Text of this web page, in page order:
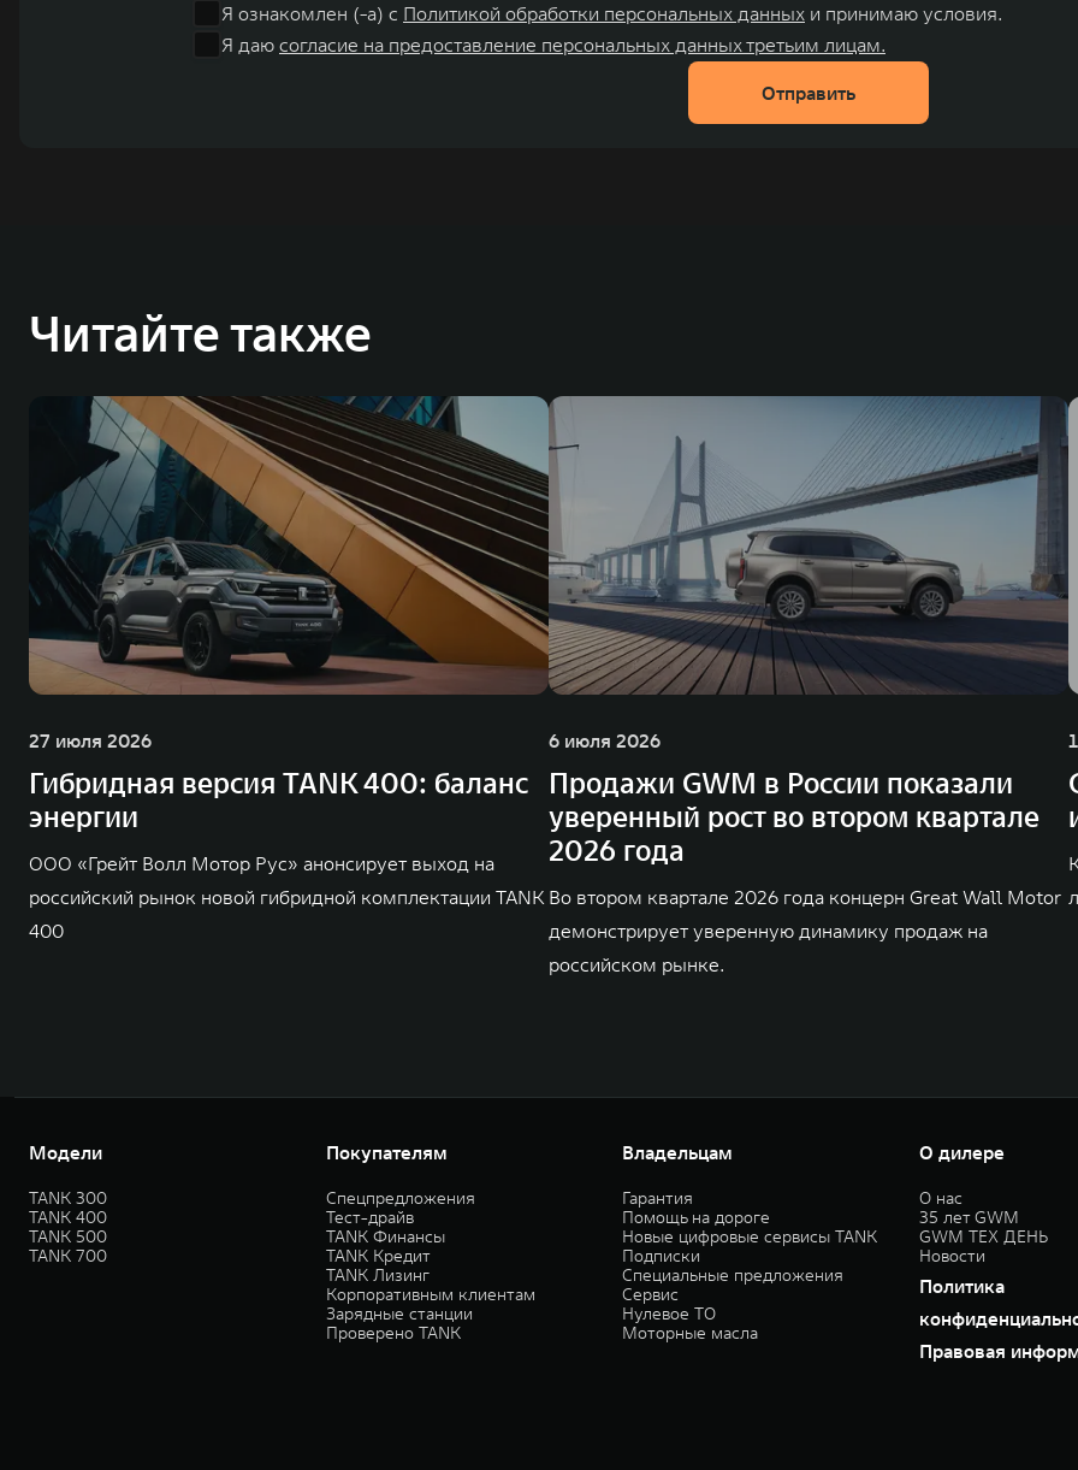
Я ознакомлен (-а) с Политикой обработки персональных данных и принимаю условия.
Я даю согласие на предоставление персональных данных третьим лицам.
Отправить
Читайте также
27 июля 2026
Гибридная версия TANK 400: баланс
энергии
ООО «Грейт Волл Мотор Рус» анонсирует выход на
российский рынок новой гибридной комплектации TANK
400
6 июля 2026
Продажи GWM в России показали
уверенный рост во втором квартале
2026 года
Во втором квартале 2026 года концерн Great Wall Motor
демонстрирует уверенную динамику продаж на
российском рынке.
Модели
TANK 300
TANK 400
TANK 500
TANK 700
Покупателям
Спецпредложения
Тест-драйв
TANK Финансы
TANK Кредит
TANK Лизинг
Корпоративным клиентам
Зарядные станции
Проверено TANK
Владельцам
Гарантия
Помощь на дороге
Новые цифровые сервисы TANK
Подписки
Специальные предложения
Сервис
Нулевое ТО
Моторные масла
О дилере
О нас
35 лет GWM
GWM ТЕХ ДЕНЬ
Новости
Политика
Правовая